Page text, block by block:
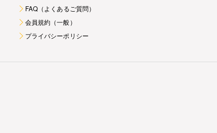
FAQ（よくあるご質問）
会員規約（一般）
プライバシーポリシー